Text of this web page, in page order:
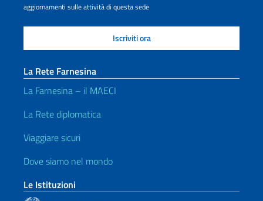
aggiornamenti sulle attività di questa sede
La Rete Farnesina
La Farnesina – il MAECI
La Rete diplomatica
Viaggiare sicuri
Dove siamo nel mondo
Le Istituzioni